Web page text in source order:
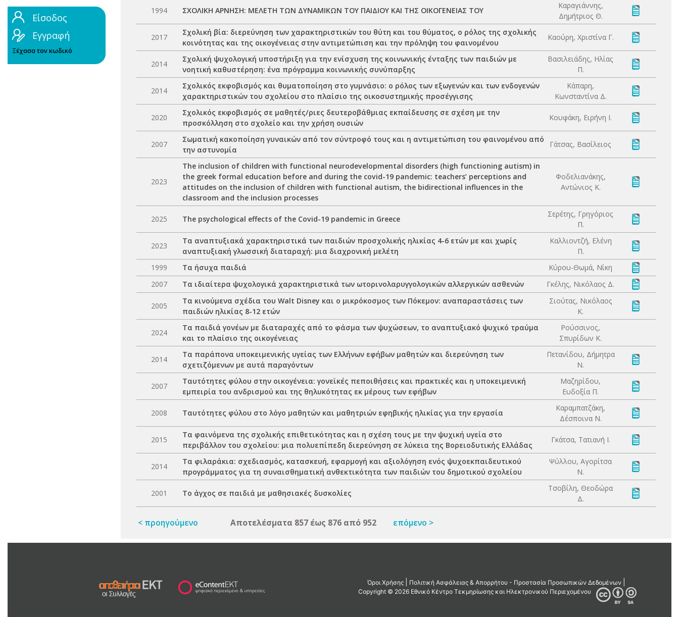
Είσοδος
Εγγραφή
Ξέχασα τον κωδικό
1994 ΣΧΟΛΙΚΗ ΑΡΝΗΣΗ: ΜΕΛΕΤΗ ΤΩΝ ΔΥΝΑΜΙΚΩΝ ΤΟΥ ΠΑΙΔΙΟΥ ΚΑΙ ΤΗΣ ΟΙΚΟΓΕΝΕΙΑΣ ΤΟΥ
Καραγιάννης,
Δημήτριος Θ.
2017
Σχολική βία: διερεύνηση των χαρακτηριστικών του θύτη και του θύματος, ο ρόλος της σχολικής
κοινότητας και της οικογένειας στην αντιμετώπιση και την πρόληψη του φαινομένου
Καούρη, Χριστίνα Γ.
2014
Σχολική ψυχολογική υποστήριξη για την ενίσχυση της κοινωνικής ένταξης των παιδιών με
νοητική καθυστέρηση: ένα πρόγραμμα κοινωνικής συνύπαρξης
Βασιλειάδης, Ηλίας
Π.
2014
Σχολικός εκφοβισμός και θυματοποίηση στο γυμνάσιο: ο ρόλος των εξωγενών και των ενδογενών
χαρακτηριστικών του σχολείου στο πλαίσιο της οικοσυστημικής προσέγγισης
Κάπαρη,
Κωνσταντίνα Δ.
2020
Σχολικός εκφοβισμός σε μαθητές/ριες δευτεροβάθμιας εκπαίδευσης σε σχέση με την
προσκόλληση στο σχολείο και την χρήση ουσιών
Κουφάκη, Ειρήνη Ι.
2007
Σωματική κακοποίηση γυναικών από τον σύντροφό τους και η αντιμετώπιση του φαινομένου από
την αστυνομία
Γάτσας, Βασίλειος
2023
Τhe inclusion of children with functional neurodevelopmental disorders (high functioning autism) in
the greek formal education before and during the covid-19 pandemic: teachers’ perceptions and
attitudes on the inclusion of children with functional autism, the bidirectional influences in the
classroom and the inclusion processes
Φοδελιανάκης,
Αντώνιος Κ.
2025 Τhe psychological effects of the Covid-19 pandemic in Greece
Σερέτης, Γρηγόριος
Π.
2023
Τα αναπτυξιακά χαρακτηριστικά των παιδιών προσχολικής ηλικίας 4-6 ετών με και χωρίς
αναπτυξιακή γλωσσική διαταραχή: μια διαχρονική μελέτη
Καλλιοντζή, Ελένη
Π.
1999
Τα ήσυχα παιδιά
Κύρου-Θωμά, Νίκη
2007
Τα ιδιαίτερα ψυχολογικά χαρακτηριστικά των ωτορινολαρυγγολογικών αλλεργικών ασθενών Γκέλης, Νικόλαος Δ.
2005
Τα κινούμενα σχέδια του Walt Disney και ο μικρόκοσμος των Πόκεμον: αναπαραστάσεις των
παιδιών ηλικίας 8-12 ετών
Σιούτας, Νικόλαος
Κ.
2024
Τα παιδιά γονέων με διαταραχές από το φάσμα των ψυχώσεων, το αναπτυξιακό ψυχικό τραύμα
και το πλαίσιο της οικογένειας
Ρούσσινος,
Σπυρίδων Κ.
2014
Τα παράπονα υποκειμενικής υγείας των Ελλήνων εφήβων μαθητών και διερεύνηση των
σχετιζόμενων με αυτά παραγόντων
Πετανίδου, Δήμητρα
Ν.
2007
Ταυτότητες φύλου στην οικογένεια: γονεϊκές πεποιθήσεις και πρακτικές και η υποκειμενική
εμπειρία του ανδρισμού και της θηλυκότητας εκ μέρους των εφήβων
Μαζηρίδου,
Ευδοξία Π.
2008 Ταυτότητες φύλου στο λόγο μαθητών και μαθητριών εφηβικής ηλικίας για την εργασία
Καραμπατζάκη,
Δέσποινα Ν.
2015
Τα φαινόμενα της σχολικής επιθετικότητας και η σχέση τους με την ψυχική υγεία στο
περιβάλλον του σχολείου: μια πολυεπίπεδη διερεύνηση σε λύκεια της Βορειοδυτικής Ελλάδας
Γκάτσα, Τατιανή Ι.
2014
Τα φιλαράκια: σχεδιασμός, κατασκευή, εφαρμογή και αξιολόγηση ενός ψυχοεκπαιδευτικού
προγράμματος για τη συναισθηματική ανθεκτικότητα των παιδιών του δημοτικού σχολείου
Ψύλλου, Αγορίτσα
Ν.
2001 Το άγχος σε παιδιά με μαθησιακές δυσκολίες
Τσοβίλη, Θεοδώρα
Δ.
< προηγούμενο Αποτελέσματα 857 έως 876 από 952 επόμενο >